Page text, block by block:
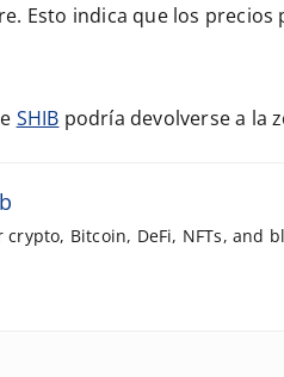
Esto indica que los
SHIB podría devolverse a la
Bitcoin, DeFi, NFTs, and